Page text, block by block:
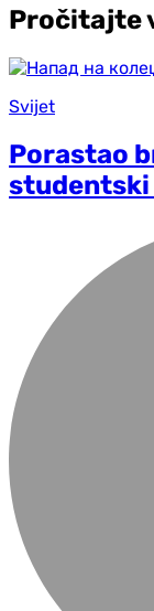
Pročitajte
Svijet
Porastao
studentski